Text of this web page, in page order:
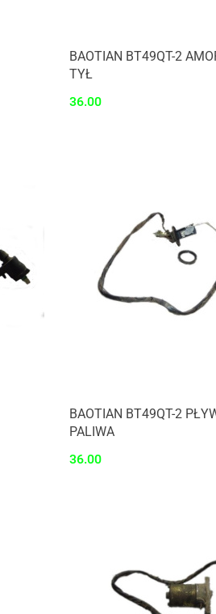
BAOTIAN BT49QT-2
TYŁ
36.00
BAOTIAN BT49QT-2
PALIWA
36.00